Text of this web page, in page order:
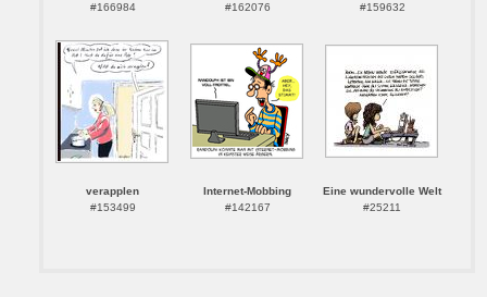
#166984
#162076
#159632
verapplen
#153499
Internet-Mobbing
#142167
Eine wundervolle Welt
#25211